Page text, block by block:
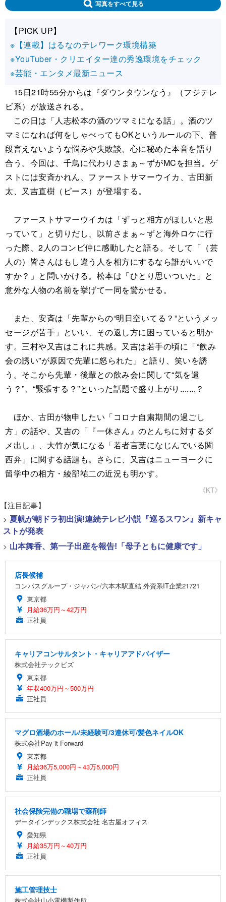
写真をすべて見る
【PICK UP】
※【連載】はるなのテレワーク環境構築
※YouTuber・クリエイター達の秀逸環境をチェック
※芸能・エンタメ最新ニュース
15日21時55分からは『ダウンタウンなう』（フジテレ
ビ系）が放送される。
この日は「人志松本の酒のツマミになる話」。酒のツ
マミになれば何をしゃべってもOKというルールの下、普
段言えないような悩みや失敗談、心に秘めた本音を語り
合う。今回は、千鳥に代わりさまぁ～ずがMCを担当。ゲ
ストには安斉かれん、ファーストサマーウイカ、古田新
太、又吉直樹（ピース）が登場する。
ファーストサマーウイカは「ずっと相方がほしいと思
っていて」と切りだし、以前さまぁ～ずと海外ロケに行
った際、2人のコンビ仲に感動したと語る。そして「（芸
人の）皆さんはもし違う人を相方にするなら誰がいいで
すか？」と問いかける。松本は「ひとり思いついた」と
意外な人物の名前を挙げて一同を驚かせる。
また、安斉は「先輩からの“明日空いてる？”というメッ
セージが苦手」といい、その返し方に困っていると明か
す。三村や又吉はこれに共感。又吉は若手の頃に「“飲み
会の誘い”が原因で先輩に怒られた」と語り、笑いを誘
う。そこから先輩・後輩との飲み会に関して“気を遣
う？”、“緊張する？”といった話題で盛り上がり.......？
ほか、古田が物申したい「コロナ自粛期間の過ごし
方」の話や、又吉の「『一休さん』のとんちに対するダ
メ出し」、大竹が気になる「若者言葉になじんでいる関
西弁」に関する話題も。さらに、又吉はニューヨークに
留学中の相方・綾部祐二の近況も明かす。
《KT》
【注目記事】
> 夏帆が朝ドラ初出演!連続テレビ小説『巡るスワン』新キャ
ストが発表
> 山本舞香、第一子出産を報告!「母子ともに健康です」
店長候補
コンパスグループ・ジャパン/六本木駅直結 外資系IT企業21721
東京都
月給36万円～42万円
正社員
キャリアコンサルタント・キャリアアドバイザー
株式会社テックビズ
東京都
年収400万円～500万円
正社員
マグロ酒場のホール/未経験可/3連休可/髪色ネイルOK
株式会社Pay it Forward
東京都
月給36万5,000円～43万5,000円
正社員
社会保険完備の職場で薬剤師
データインデックス株式会社 名古屋オフィス
愛知県
月給35万円～40万円
正社員
施工管理技士